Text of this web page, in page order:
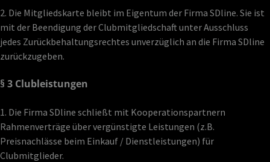
2. Die Mitgliedskarte bleibt im Eigentum der Firma SDline. Sie ist
mit der Beendigung der Clubmitgliedschaft unter Ausschluss
jedes Zurückbehaltungsrechtes unverzüglich an die Firma SDline
zurückzugeben.
§ 3 Clubleistungen
1. Die Firma SDline schließt mit Kooperationspartnern
Rahmenverträge über vergünstigte Leistungen (z.B.
Preisnachlässe beim Einkauf / Dienstleistungen) für
Clubmitglieder.